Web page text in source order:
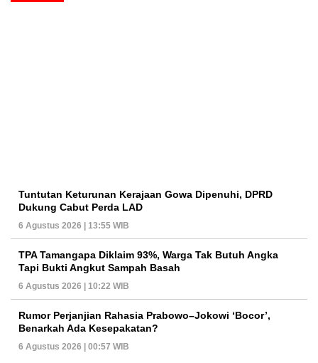
Tuntutan Keturunan Kerajaan Gowa Dipenuhi, DPRD
Dukung Cabut Perda LAD
6 Agustus 2026 | 13:55 WIB
TPA Tamangapa Diklaim 93%, Warga Tak Butuh Angka
Tapi Bukti Angkut Sampah Basah
6 Agustus 2026 | 10:22 WIB
Rumor Perjanjian Rahasia Prabowo–Jokowi ‘Bocor’,
Benarkah Ada Kesepakatan?
6 Agustus 2026 | 00:57 WIB